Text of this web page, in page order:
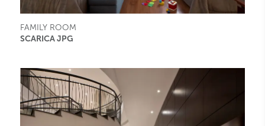
FAMILY ROOM
SCARICA JPG